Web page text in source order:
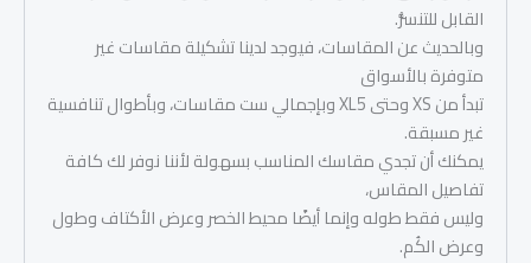
القابل للتنسُّر.
وبالحديث عن المقاسات، فيوجد لدينا تشكيلة مقاسات غير
متوفرة بالأسواق
تبدأ من XS وحتى XL5 وبإجمالي ست مقاسات، وبأطوال تنافسية
غير مسبقة.
يمكنك أن تجدي مقاسك المناسب بسهولة لأننا نوفر لك كافة
تفاصيل المقاس،
وليس فقط طوله وإنما أيضًا محيط الخصر وعرض الأكتاف وطول
وعرض الكُم.